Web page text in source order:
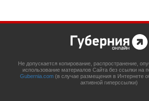
Не допускается копирование, распространение,
использование материалов Сайта без ссылки на
Gubernia.com (в случае размещения в Интернете
активной гиперссылки)